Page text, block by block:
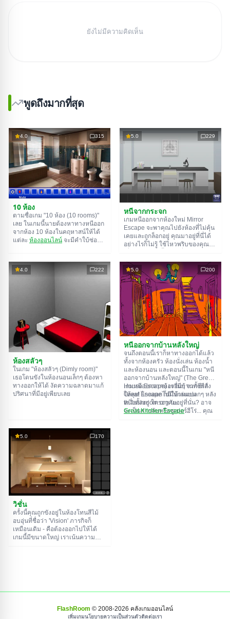
ยังไม่มีความคิดเห็น
พูดถึงมากที่สุด
4.0 315
10 ห้อง
ตามชื่อเกม "10 ห้อง (10 rooms)"
เลย ในเกมนี้นายต้องหาทางหนีออก
จากห้อง 10 ห้องในคฤหาสน์ให้ได้
แต่ละ ห้องออนไลน์ จะมีคำใบ้ซ่อน
อีกห้องนึง เป็นแบบนี้ไปเรื่อยๆ จนถึง
ห้องที่สิบ ลองเคลียร์ให้ครบทุกห้องสิ!
5.0 229
หนีจากกระจก
เกมหนีออกจากห้องใหม่ Mirror
Escape จะพาคุณไปยังห้องที่ไม่คุ้น
เคยและถูกล็อกอยู่ คุณมาอยู่ที่นี่ได้
อย่างไรก็ไม่รู้ ใช้ไหวพริบของคุณ
ไว้ให้และหาทางสู่อิสรภาพ สำรวจ
ห้องอย่างละเอียด บางทีคุณอาจจะ
เจอเบาะแสบางอย่างก็ได้ ขอให้โชค
4.0 222
ห้องสลัวๆ
ในเกม "ห้องสลัวๆ (Dimly room)"
เธอโดนขังในห้องนอนเล็กๆ ต้องหา
ทางออกให้ได้ งัดความฉลาดมาแก้
ปริศนาที่มีอยู่เพียบเลย
5.0 200
หนีออกจากบ้านหลังใหญ่
จนถึงตอนนี้เราก็หาทางออกได้แล้ว
ทั้งจากห้องครัว ห้องนั่งเล่น ห้องน้ำ
และห้องนอน และตอนนี้ในเกม "หนี
ออกจากบ้านหลังใหญ่" (The Great
House Escape) เรามีบ้านทั้งหลัง
ให้ลุย! ไกลออกไปมีบ้านแปลกๆ หลัง
หนึ่งตั้งอยู่ ใครอาศัยอยู่ที่นั่น? อาจ
จะเป็นสายลับหรือซูเปอร์ฮีโร่... คุณ
เกมหนีออกจากห้องอื่นๆ จากซีรีส์
Great Escape ก็มีให้เล่นบน
th.flashroom.org นะ:
Great Kitchen Escape
5.0 170
วิชั่น
ครั้งนี้คุณถูกขังอยู่ในห้องโทนสีไม้
อบอุ่นที่ชื่อว่า 'Vision' ภารกิจก็
เหมือนเดิม - คือต้องออกไปให้ได้
เกมนี้มีขนาดใหญ่ เราเน้นความ
FlashRoom © 2008-2026 คลังเกมออนไลน์
เพิ่มเกมนโยบายความเป็นส่วนตัวติดต่อเรา